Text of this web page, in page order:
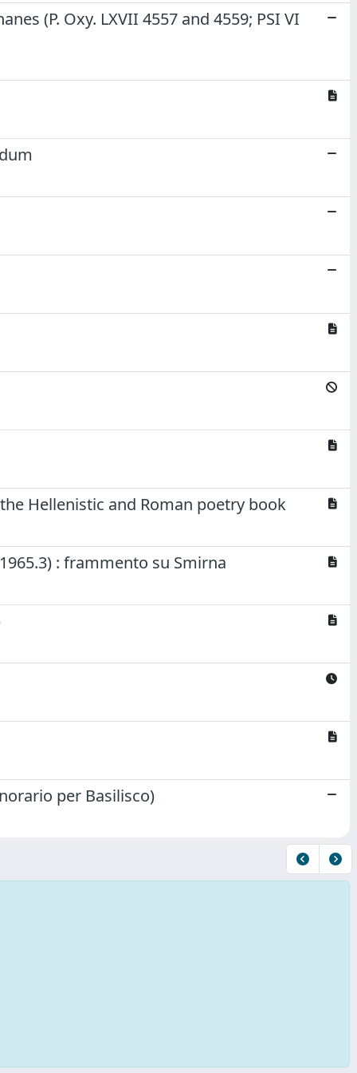
(P. Oxy. LXVII 4557 and 4559; PSI VI
Hellenistic and Roman poetry book
: frammento su Smirna
per Basilisco)